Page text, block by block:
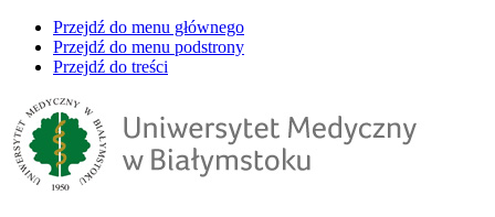
Przejdź do menu głównego
Przejdź do menu podstrony
Przejdź do treści